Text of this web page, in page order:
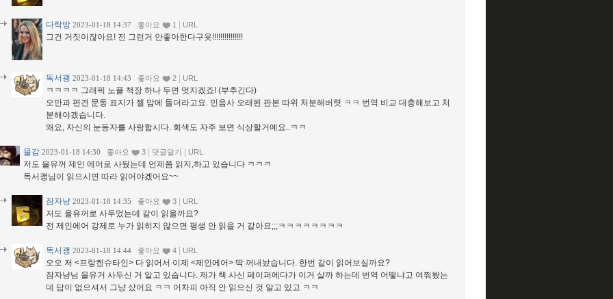
다락방 2023-01-18 14:37 좋아요 1 URL
그건 거짓이잖아요! 전 그런거 안좋아한다구욧!!!!!!!!!!!!!!!
독서괭 2023-01-18 14:43 좋아요 2 URL
ㅋㅋㅋㅋ 그래픽 노플 책장 하나 두면 멋지겠죠! (부추긴다)
오만과 편견 문동 표지가 젤 맘에 들더라고요. 민음사 오래된 판본 따위 처분해버렷 ㅋㅋ 번역 비교 대충해보고 처
분해야겠습니다.
왜요, 자신의 눈동자를 사랑합시다. 회색도 자주 보면 식상할거예요..ㅋㅋ
물감 2023-01-18 14:30 좋아요 3 댓글달기 URL
저도 을유꺼 제인 에어로 사뒀는데 언제쯤 읽지,하고 있습니다 ㅋㅋㅋ
독서괭님이 읽으시면 따라 읽어야겠어요~~
잠자냥 2023-01-18 14:35 좋아요 3 URL
저도 을유꺼로 사두었는데 같이 읽을까요?
전 제인에어 강제로 누가 읽히지 않으면 평생 안 읽을 거 같아요;;;ㅋㅋㅋㅋㅋㅋㅋㅋ
독서괭 2023-01-18 14:44 좋아요 4 URL
오오 저 <프랑켄슈타인> 다 읽어서 이제 <제인에어> 딱 꺼내놨습니다. 한번 같이 읽어보실까요?
잠자냥님 을유거 사두신 거 알고 있습니다. 제가 책 사신 페이퍼에다가 이거 살까 하는데 번역 어떻냐고 여쭤봤는
데 답이 없으셔서 그냥 샀어요 ㅋㅋ 어차피 아직 안 읽으신 것 알고 있고 ㅋㅋ